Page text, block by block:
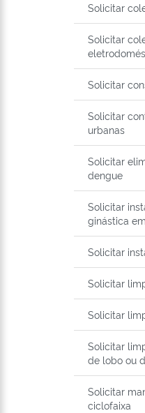
Solicitar
Solicitar
Solicitar
Solicitar
urbanas
Solicitar
dengue
Solicitar
ginástica
Solicitar
Solicitar
Solicitar
Solicitar
de lobo ou
Solicitar
ciclofaixa